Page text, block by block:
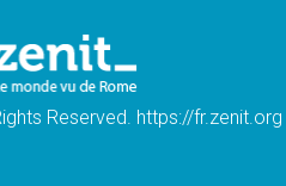
d'église, meurtre et
religieux suscitent l'émotion
Reserved. https://fr.zenit.org